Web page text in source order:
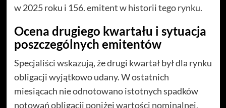
w 2025 roku i 156. emitent w historii tego rynku.
Ocena drugiego kwartału i sytuacja
poszczególnych emitentów
Specjaliści wskazują, że drugi kwartał był dla rynku
obligacji wyjątkowo udany. W ostatnich
miesiącach nie odnotowano istotnych spadków
notowań obligacji poniżej wartości nominalnej,